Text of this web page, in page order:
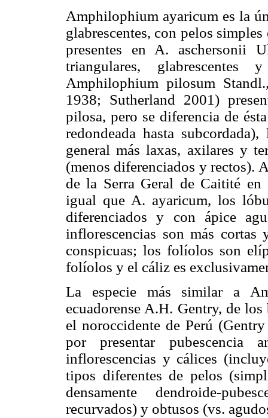
Amphilophium ayaricum es la
glabrescentes, con pelos
presentes en A. aschersonii
triangulares,
Amphilophium pilosum
1938; Sutherland 2001)
pilosa, pero se diferencia de
redondeada hasta
general más laxas, axilares y
(menos diferenciados y rectos).
de la Serra Geral de Caitité
igual que A. ayaricum, los
diferenciados y con ápice
inflorescencias son más cortas
conspicuas; los folíolos son
folíolos y el cáliz es
La especie más similar a
ecuadorense A.H. Gentry, de
el noroccidente de Perú
por presentar pubescencia
inflorescencias y cálices
tipos diferentes de pelos
densamente dendroide-
recurvados) y obtusos (vs.